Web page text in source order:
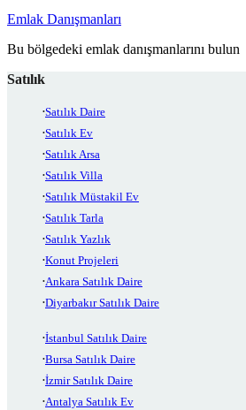
Emlak Danışmanları
Bu bölgedeki emlak danışmanlarını bulun
Satılık
Satılık Daire
Satılık Ev
Satılık Arsa
Satılık Villa
Satılık Müstakil Ev
Satılık Tarla
Satılık Yazlık
Konut Projeleri
Ankara Satılık Daire
Diyarbakır Satılık Daire
İstanbul Satılık Daire
Bursa Satılık Daire
İzmir Satılık Daire
Antalya Satılık Ev